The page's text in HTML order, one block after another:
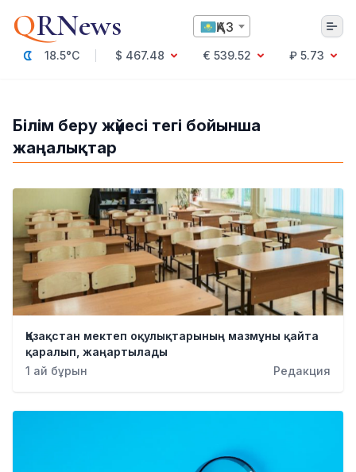
QRNews ҚАЗ
18.5°C $ 467.48 € 539.52
₽ 5.73
Саясат
Технология
Экономика
Әлемде
Қоғам
Білім және Ғылым
Оқиға
Спорт
Денсаулық
Бизнес
Қылмыс
Білім беру жүйесі тегі бойынша
жаңалықтар
Қазақстан мектеп оқулықтарының мазмұны қайта
қаралып, жаңартылады
1 ай бұрын
Редакция